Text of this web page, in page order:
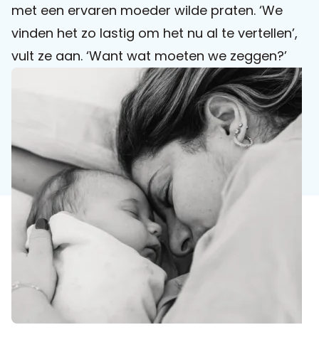
met een ervaren moeder wilde praten. ‘We
vinden het zo lastig om het nu al te vertellen’,
vult ze aan. ‘Want wat moeten we zeggen?’